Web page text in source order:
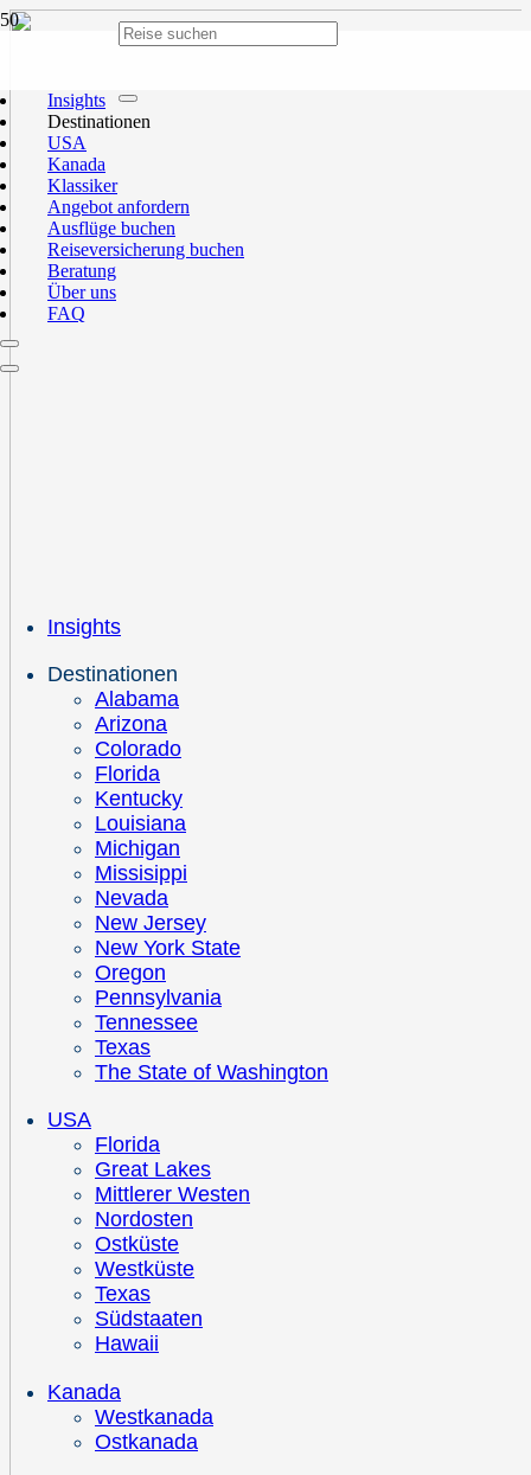
Insights
Destinationen
USA
Kanada
Klassiker
Angebot anfordern
Ausflüge buchen
Reiseversicherung buchen
Beratung
Über uns
FAQ
Insights
Destinationen
Alabama
Arizona
Colorado
Florida
Kentucky
Louisiana
Michigan
Missisippi
Nevada
New Jersey
New York State
Oregon
Pennsylvania
Tennessee
Texas
The State of Washington
USA
Florida
Great Lakes
Mittlerer Westen
Nordosten
Ostküste
Westküste
Texas
Südstaaten
Hawaii
Kanada
Westkanada
Ostkanada